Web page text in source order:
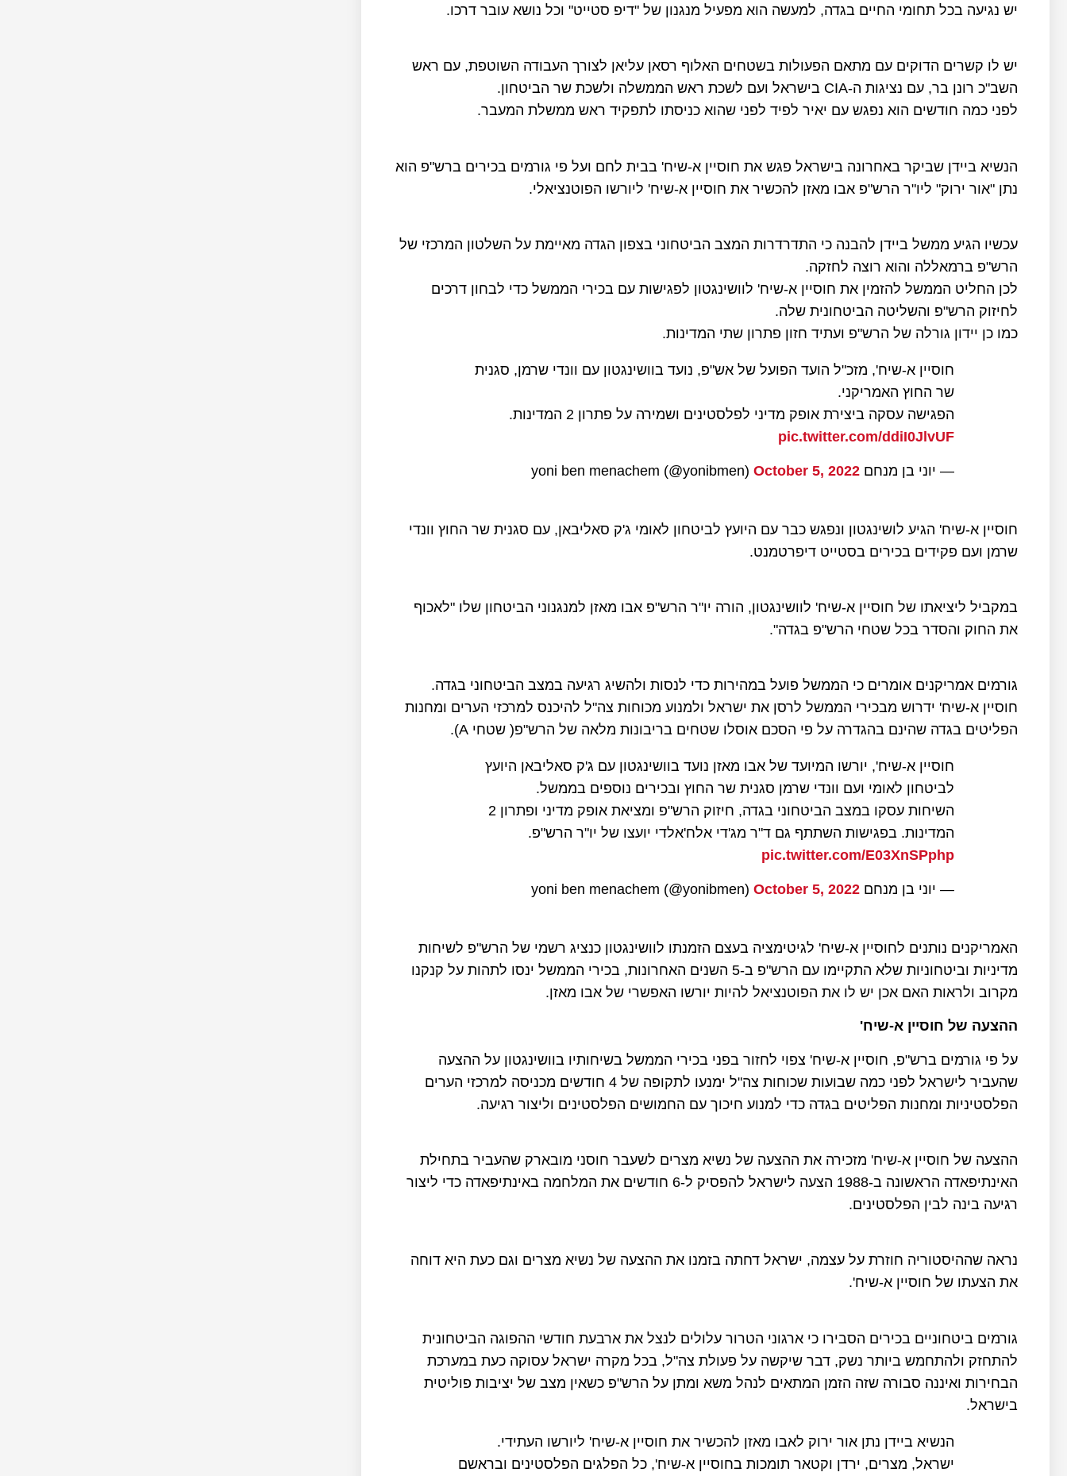
יש נגיעה בכל תחומי החיים בגדה, למעשה הוא מפעיל מנגנון של "דיפ סטייט" וכל נושא עובר דרכו.
יש לו קשרים הדוקים עם מתאם הפעולות בשטחים האלוף רסאן עליאן לצורך העבודה השוטפת, עם ראש
השב"כ רונן בר, עם נציגות ה-CIA בישראל ועם לשכת ראש הממשלה ולשכת שר הביטחון.
לפני כמה חודשים הוא נפגש עם יאיר לפיד לפני שהוא כניסתו לתפקיד ראש ממשלת המעבר.
הנשיא ביידן שביקר באחרונה בישראל פגש את חוסיין א-שיח' בבית לחם ועל פי גורמים בכירים ברש"פ הוא
נתן "אור ירוק" ליו"ר הרש"פ אבו מאזן להכשיר את חוסיין א-שיח' ליורשו הפוטנציאלי.
עכשיו הגיע ממשל ביידן להבנה כי התדרדרות המצב הביטחוני בצפון הגדה מאיימת על השלטון המרכזי של
הרש"פ ברמאללה והוא רוצה לחזקה.
לכן החליט הממשל להזמין את חוסיין א-שיח' לוושינגטון לפגישות עם בכירי הממשל כדי לבחון דרכים
לחיזוק הרש"פ והשליטה הביטחונית שלה.
כמו כן יידון גורלה של הרש"פ ועתיד חזון פתרון שתי המדינות.
חוסיין א-שיח', מזכ"ל הועד הפועל של אש"פ, נועד בוושינגטון עם וונדי שרמן, סגנית
שר החוץ האמריקני.
הפגישה עסקה ביצירת אופק מדיני לפלסטינים ושמירה על פתרון 2 המדינות.
pic.twitter.com/ddiI0JlvUF
— יוני בן מנחם yoni ben menachem (@yonibmen) October 5, 2022
חוסיין א-שיח' הגיע לושינגטון ונפגש כבר עם היועץ לביטחון לאומי ג'ק סאליבאן, עם סגנית שר החוץ וונדי
שרמן ועם פקידים בכירים בסטייט דיפרטמנט.
במקביל ליציאתו של חוסיין א-שיח' לוושינגטון, הורה יו"ר הרש"פ אבו מאזן למנגנוני הביטחון שלו "לאכוף
את החוק והסדר בכל שטחי הרש"פ בגדה".
גורמים אמריקנים אומרים כי הממשל פועל במהירות כדי לנסות ולהשיג רגיעה במצב הביטחוני בגדה.
חוסיין א-שיח' ידרוש מבכירי הממשל לרסן את ישראל ולמנוע מכוחות צה"ל להיכנס למרכזי הערים ומחנות
הפליטים בגדה שהינם בהגדרה על פי הסכם אוסלו שטחים בריבונות מלאה של הרש"פ( שטחי A).
חוסיין א-שיח', יורשו המיועד של אבו מאזן נועד בוושינגטון עם ג'ק סאליבאן היועץ
לביטחון לאומי ועם וונדי שרמן סגנית שר החוץ ובכירים נוספים בממשל.
השיחות עסקו במצב הביטחוני בגדה, חיזוק הרש"פ ומציאת אופק מדיני ופתרון 2
המדינות. בפגישות השתתף גם ד"ר מג'די אלח'אלדי יועצו של יו"ר הרש"פ.
pic.twitter.com/E03XnSPphp
— יוני בן מנחם yoni ben menachem (@yonibmen) October 5, 2022
האמריקנים נותנים לחוסיין א-שיח' לגיטימציה בעצם הזמנתו לוושינגטון כנציג רשמי של הרש"פ לשיחות
מדיניות וביטחוניות שלא התקיימו עם הרש"פ ב-5 השנים האחרונות, בכירי הממשל ינסו לתהות על קנקנו
מקרוב ולראות האם אכן יש לו את הפוטנציאל להיות יורשו האפשרי של אבו מאזן.
ההצעה של חוסיין א-שיח'
על פי גורמים ברש"פ, חוסיין א-שיח' צפוי לחזור בפני בכירי הממשל בשיחותיו בוושינגטון על ההצעה
שהעביר לישראל לפני כמה שבועות שכוחות צה"ל ימנעו לתקופה של 4 חודשים מכניסה למרכזי הערים
הפלסטיניות ומחנות הפליטים בגדה כדי למנוע חיכוך עם החמושים הפלסטינים וליצור רגיעה.
ההצעה של חוסיין א-שיח' מזכירה את ההצעה של נשיא מצרים לשעבר חוסני מובארק שהעביר בתחילת
האינתיפאדה הראשונה ב-1988 הצעה לישראל להפסיק ל-6 חודשים את המלחמה באינתיפאדה כדי ליצור
רגיעה בינה לבין הפלסטינים.
נראה שההיסטוריה חוזרת על עצמה, ישראל דחתה בזמנו את ההצעה של נשיא מצרים וגם כעת היא דוחה
את הצעתו של חוסיין א-שיח'.
גורמים ביטחוניים בכירים הסבירו כי ארגוני הטרור עלולים לנצל את ארבעת חודשי ההפוגה הביטחונית
להתחזק ולהתחמש ביותר נשק, דבר שיקשה על פעולת צה"ל, בכל מקרה ישראל עסוקה כעת במערכת
הבחירות ואיננה סבורה שזה הזמן המתאים לנהל משא ומתן על הרש"פ כשאין מצב של יציבות פוליטית
בישראל.
הנשיא ביידן נתן אור ירוק לאבו מאזן להכשיר את חוסיין א-שיח' ליורשו העתידי.
ישראל, מצרים, ירדן וקטאר תומכות בחוסיין א-שיח', כל הפלגים הפלסטינים ובראשם